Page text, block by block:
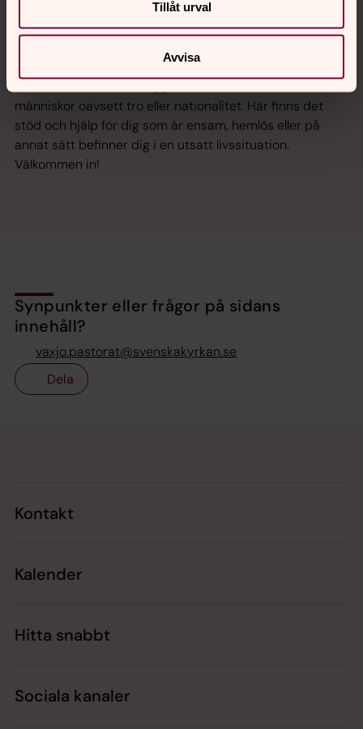
Tillåt urval
Avvisa
eller för svåra att prata om.
Diakonicentrum
människor oavsett tro eller nationalitet. Här finns det
stöd och hjälp för dig som är ensam, hemlös eller på
annat sätt befinner dig i en utsatt livssituation.
Välkommen in!
Synpunkter eller frågor på sidans
innehåll?
vaxjo.pastorat@svenskakyrkan.se
Dela
Kontakt
Kalender
Hitta snabbt
Sociala kanaler